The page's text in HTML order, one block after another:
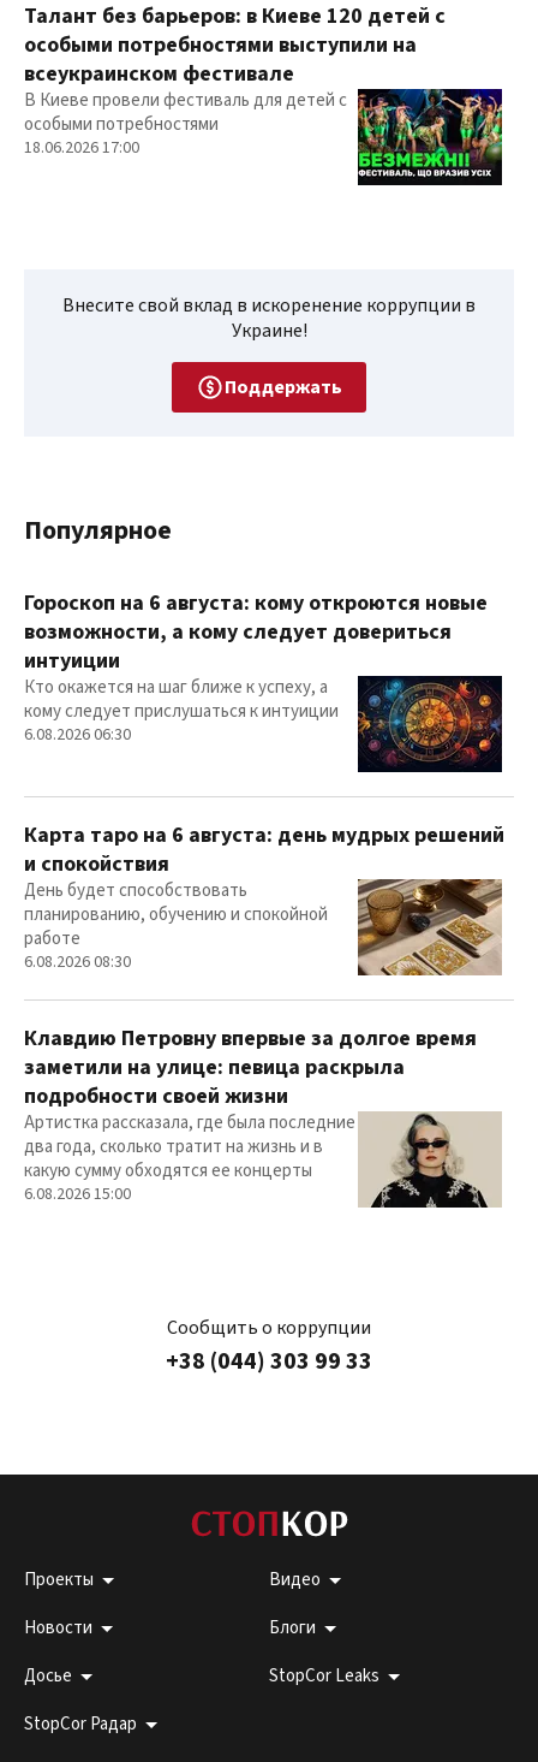
Талант без барьеров: в Киеве 120 детей с
особыми потребностями выступили на
всеукраинском фестивале
В Киеве провели фестиваль для детей с
особыми потребностями
18.06.2026 17:00
Внесите свой вклад в искоренение коррупции в
Украине!
Поддержать
Популярное
Гороскоп на 6 августа: кому откроются новые
возможности, а кому следует довериться
интуиции
Кто окажется на шаг ближе к успеху, а
кому следует прислушаться к интуиции
6.08.2026 06:30
Карта таро на 6 августа: день мудрых решений
и спокойствия
День будет способствовать
планированию, обучению и спокойной
работе
6.08.2026 08:30
Клавдию Петровну впервые за долгое время
заметили на улице: певица раскрыла
подробности своей жизни
Артистка рассказала, где была последние
два года, сколько тратит на жизнь и в
какую сумму обходятся ее концерты
6.08.2026 15:00
Сообщить о коррупции
+38 (044) 303 99 33
Проекты
Видео
Новости
Блоги
Досье
StopCor Leaks
StopCor Радар